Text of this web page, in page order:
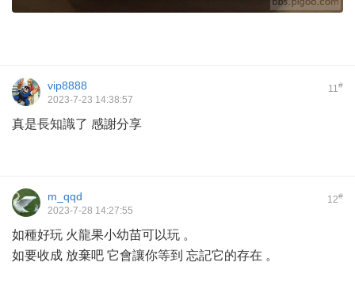
11 #
vip8888
2023-7-23 14:38:57
真是長知識了 感謝分享
12#
m_qqd
2023-7-28 14:27:55
如種好玩 火龍果小幼苗可以玩 。
如要收成 放棄吧 它會讓你等到 忘記它的存在 。